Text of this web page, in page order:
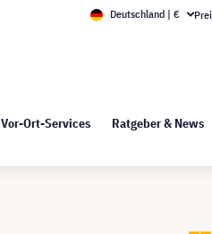
Kunst bei visunext
Deutschland | €
Vor-Ort-Services Ratgeber & News